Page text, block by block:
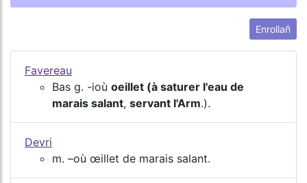
Enrollañ
Favereau
Bas g. -ioù oeillet (à saturer l'eau de
marais salant, servant l'Arm.).
Devri
m. –où œillet de marais salant.